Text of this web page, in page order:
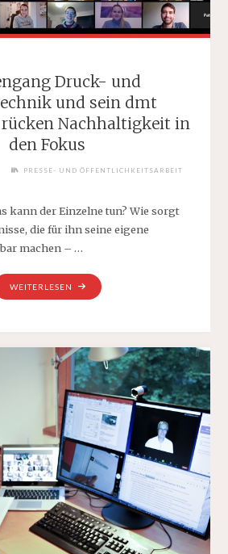
Druck- und
und sein dmt
rücken Nachhaltigkeit in
den Fokus
PRESSE- UND ÖFFENTLICHKEITSARBEIT
kann der Einzelne tun? Wie sorgt
die für ihn seine eigene
machen – …
WEITERLESEN
"STUDIENGANG
DRUCK-
MEDIENTECHNIK
UND
SEIN
DMT
FÖRDERVEREIN
RÜCKEN
NACHHALTIGKEIT
IN
DEN
FOKUS"